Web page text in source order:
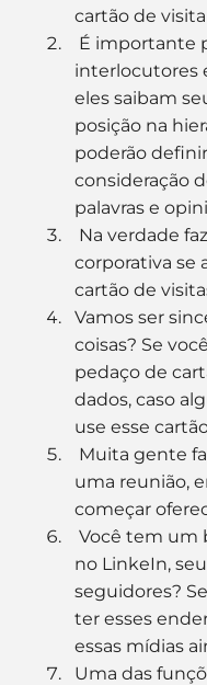
cartão de
interlocutores
eles saibam
posição na
poderão
consideração
palavras e
corporativa se
cartão de
Vamos ser
coisas? Se
pedaço de
dados, caso
use esse
uma reunião,
começar
no LinkeIn,
seguidores?
ter esses
essas mídias
Uma das